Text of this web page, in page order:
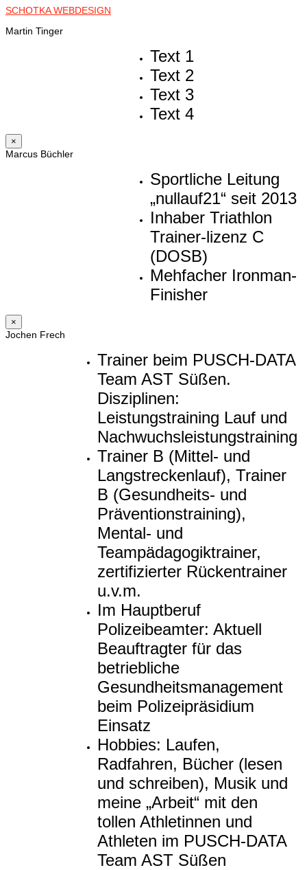
SCHOTKA WEBDESIGN
Martin Tinger
Text 1
Text 2
Text 3
Text 4
×
Marcus Büchler
Sportliche Leitung
„nullauf21“ seit 2013
Inhaber Triathlon
Trainer-lizenz C
(DOSB)
Mehfacher Ironman-
Finisher
×
Jochen Frech
Trainer beim PUSCH-DATA
Team AST Süßen.
Disziplinen:
Leistungstraining Lauf und
Nachwuchsleistungstraining
Trainer B (Mittel- und
Langstreckenlauf), Trainer
B (Gesundheits- und
Präventionstraining),
Mental- und
Teampädagogiktrainer,
zertifizierter Rückentrainer
u.v.m.
Im Hauptberuf
Polizeibeamter: Aktuell
Beauftragter für das
betriebliche
Gesundheitsmanagement
beim Polizeipräsidium
Einsatz
Hobbies: Laufen,
Radfahren, Bücher (lesen
und schreiben), Musik und
meine „Arbeit“ mit den
tollen Athletinnen und
Athleten im PUSCH-DATA
Team AST Süßen